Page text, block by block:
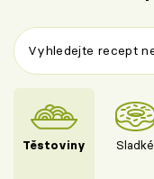
Těstoviny Sladké